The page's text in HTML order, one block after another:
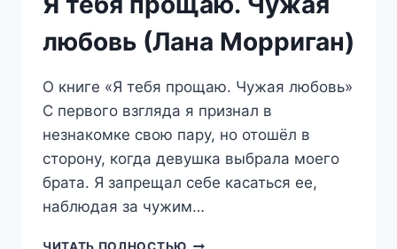
любовь (Лана Морриган)
О книге «Я тебя прощаю. Чужая любовь»
С первого взгляда я признал в
незнакомке свою пару, но отошёл в
сторону, когда девушка выбрала моего
брата. Я запрещал себе касаться ее,
наблюдая за чужим…
Я